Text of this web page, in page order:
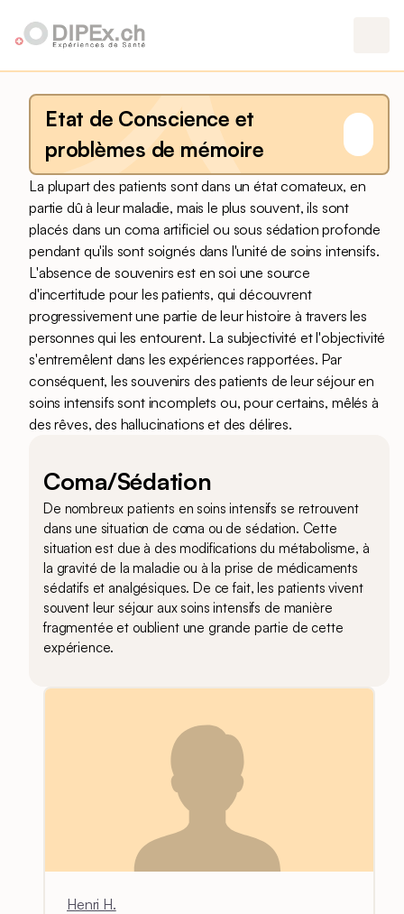
Etat de Conscience et
problèmes de mémoire
La plupart des patients sont dans un état comateux, en
partie dû à leur maladie, mais le plus souvent, ils sont
placés dans un coma artificiel ou sous sédation profonde
pendant qu'ils sont soignés dans l'unité de soins intensifs.
L'absence de souvenirs est en soi une source
d'incertitude pour les patients, qui découvrent
progressivement une partie de leur histoire à travers les
personnes qui les entourent. La subjectivité et l'objectivité
s'entremêlent dans les expériences rapportées. Par
conséquent, les souvenirs des patients de leur séjour en
soins intensifs sont incomplets ou, pour certains, mêlés à
des rêves, des hallucinations et des délires.
Coma/Sédation
De nombreux patients en soins intensifs se retrouvent
dans une situation de coma ou de sédation. Cette
situation est due à des modifications du métabolisme, à
la gravité de la maladie ou à la prise de médicaments
sédatifs et analgésiques. De ce fait, les patients vivent
souvent leur séjour aux soins intensifs de manière
fragmentée et oublient une grande partie de cette
expérience.
Henri H.